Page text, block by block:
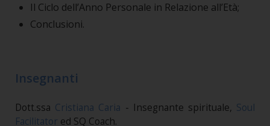
Il Ciclo dell’Anno Personale in Relazione all’Età;
Conclusioni.
Insegnanti
Dott.ssa Cristiana Caria - Insegnante spirituale, Soul
Facilitator ed SQ Coach.